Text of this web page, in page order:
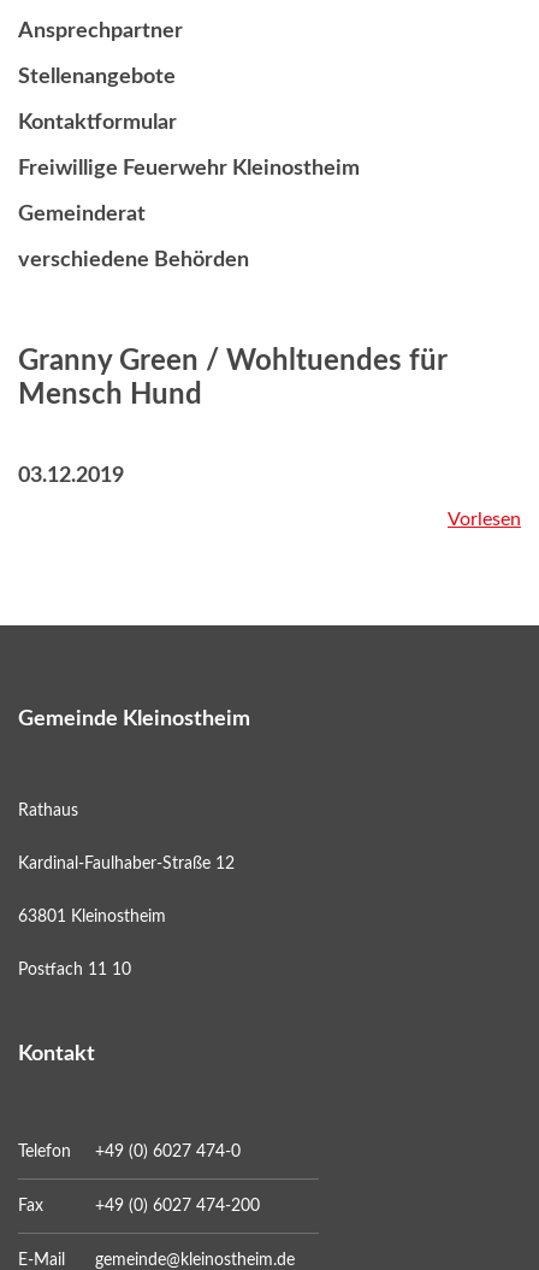
Ansprechpartner
Stellenangebote
Kontaktformular
Freiwillige Feuerwehr Kleinostheim
Gemeinderat
verschiedene Behörden
Granny Green / Wohltuendes für
Mensch Hund
03.12.2019
Vorlesen
Gemeinde Kleinostheim
Rathaus
Kardinal-Faulhaber-Straße 12
63801 Kleinostheim
Postfach 11 10
Kontakt
Telefon +49 (0) 6027 474-0
Fax +49 (0) 6027 474-200
E-Mail gemeinde@kleinostheim.de